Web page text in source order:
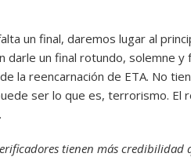
un final, daremos lugar al
darle un final rotundo, solemne y
la reencarnación de ETA. No
ser lo que es, terrorismo. El
tienen más